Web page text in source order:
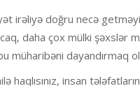
irəliyə doğru necə
daha çox mülki şəxslər
müharibəni dayandırmaq
haqlısınız, insan